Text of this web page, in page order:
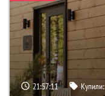
21:57:10 Купили: